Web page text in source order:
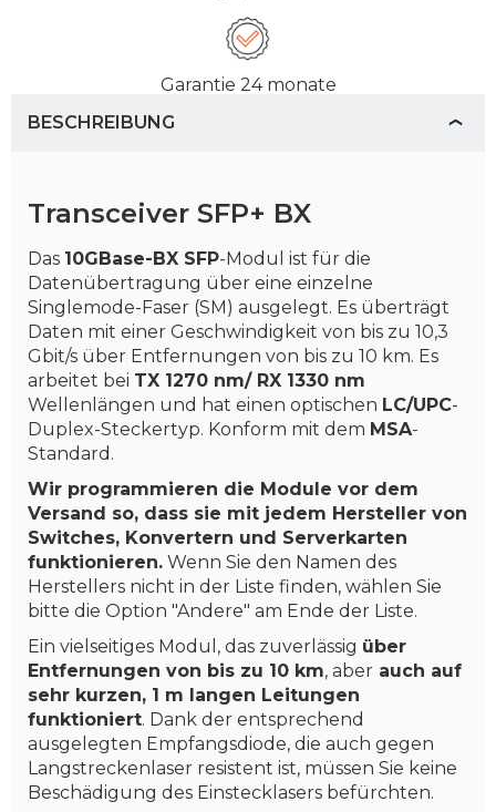
Garantie 24 monate
BESCHREIBUNG
Transceiver SFP+ BX
Das 10GBase-BX SFP-Modul ist für die
Datenübertragung über eine einzelne
Singlemode-Faser (SM) ausgelegt. Es überträgt
Daten mit einer Geschwindigkeit von bis zu 10,3
Gbit/s über Entfernungen von bis zu 10 km. Es
arbeitet bei TX 1270 nm/ RX 1330 nm
Wellenlängen und hat einen optischen LC/UPC-
Duplex-Steckertyp. Konform mit dem MSA-
Standard.
Wir programmieren die Module vor dem
Versand so, dass sie mit jedem Hersteller von
Switches, Konvertern und Serverkarten
funktionieren. Wenn Sie den Namen des
Herstellers nicht in der Liste finden, wählen Sie
bitte die Option "Andere" am Ende der Liste.
Ein vielseitiges Modul, das zuverlässig über
Entfernungen von bis zu 10 km, aber auch auf
sehr kurzen, 1 m langen Leitungen
funktioniert. Dank der entsprechend
ausgelegten Empfangsdiode, die auch gegen
Langstreckenlaser resistent ist, müssen Sie keine
Beschädigung des Einstecklasers befürchten.